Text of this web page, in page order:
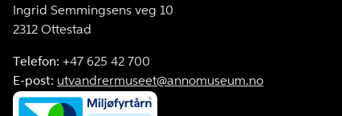
Ingrid Semmingsens veg 10
2312 Ottestad
Telefon: +47 625 42 700
E-post: utvandrermuseet@annomuseum.no